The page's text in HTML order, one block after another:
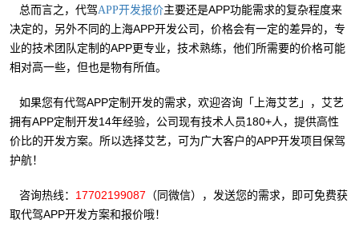
总而言之，代驾APP开发报价主要还是APP功能需求的复杂程度来
决定的，另外不同的上海APP开发公司，价格会有一定的差异的，专
业的技术团队定制的APP更专业，技术熟练，他们所需要的价格可能
相对高一些，但也是物有所值。
如果您有代驾APP定制开发的需求，欢迎咨询「上海艾艺」，艾艺
拥有APP定制开发14年经验，公司现有技术人员180+人，提供高性
价比的开发方案。所以选择艾艺，可为广大客户的APP开发项目保驾
护航！
咨询热线： 17702199087 （同微信），发送您的需求，即可免费获
取代驾APP开发方案和报价哦！